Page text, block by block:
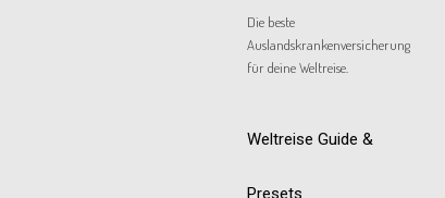
Die beste
Auslandskrankenversicherung
für deine Weltreise.
Weltreise Guide &
Presets